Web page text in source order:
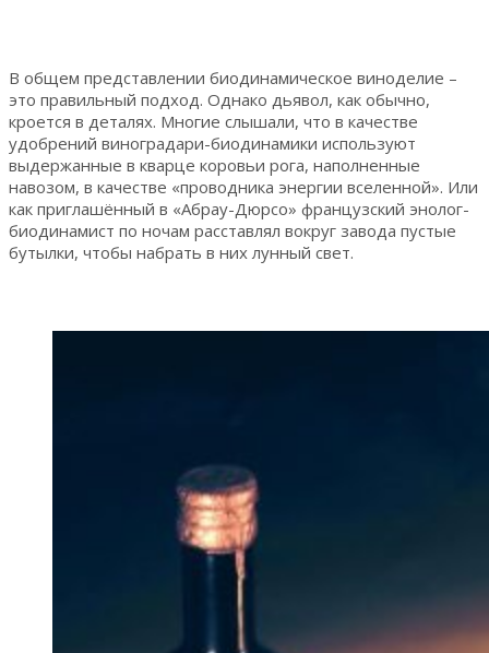
В общем представлении биодинамическое виноделие –
это правильный подход. Однако дьявол, как обычно,
кроется в деталях. Многие слышали, что в качестве
удобрений виноградари-биодинамики используют
выдержанные в кварце коровьи рога, наполненные
навозом, в качестве «проводника энергии вселенной». Или
как приглашённый в «Абрау-Дюрсо» французский энолог-
биодинамист по ночам расставлял вокруг завода пустые
бутылки, чтобы набрать в них лунный свет.